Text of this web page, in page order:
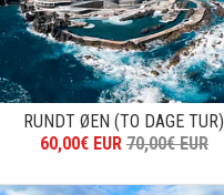
RUNDT ØEN (TO DAGE TUR)
60,00€ EUR 70,00€ EUR